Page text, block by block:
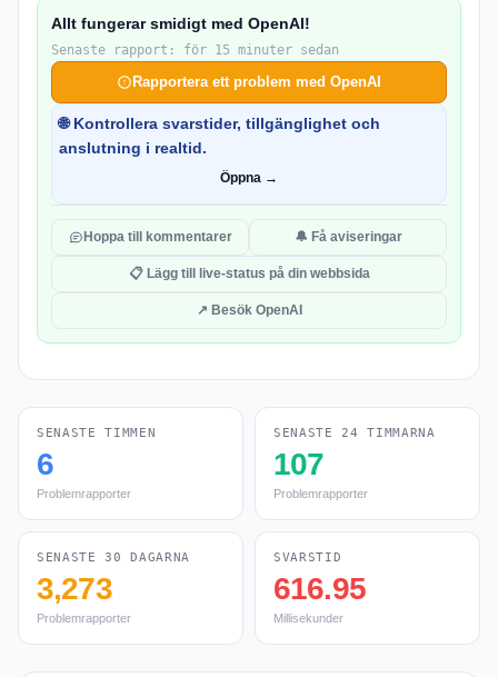
Allt fungerar smidigt med OpenAI!
Senaste rapport: för 15 minuter sedan
Rapportera ett problem med OpenAI
🌐 Kontrollera svarstider, tillgänglighet och
anslutning i realtid.
Öppna →
Hoppa till kommentarer 🔔 Få aviseringar
📋 Lägg till live-status på din webbsida
↗ Besök OpenAI
SENASTE TIMMEN
6
Problemrapporter
SENASTE 24 TIMMARNA
107
Problemrapporter
SENASTE 30 DAGARNA
3,273
Problemrapporter
SVARSTID
616.95
Millisekunder